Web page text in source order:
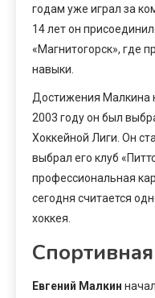
годам уже играл за
14 лет он
«Магнитогорск», где
навыки.
Достижения Малкина
2003 году он был
Хоккейной Лиги. Он
выбрал его клуб
профессиональная
сегодня считается
хоккея.
Евгений Малкин